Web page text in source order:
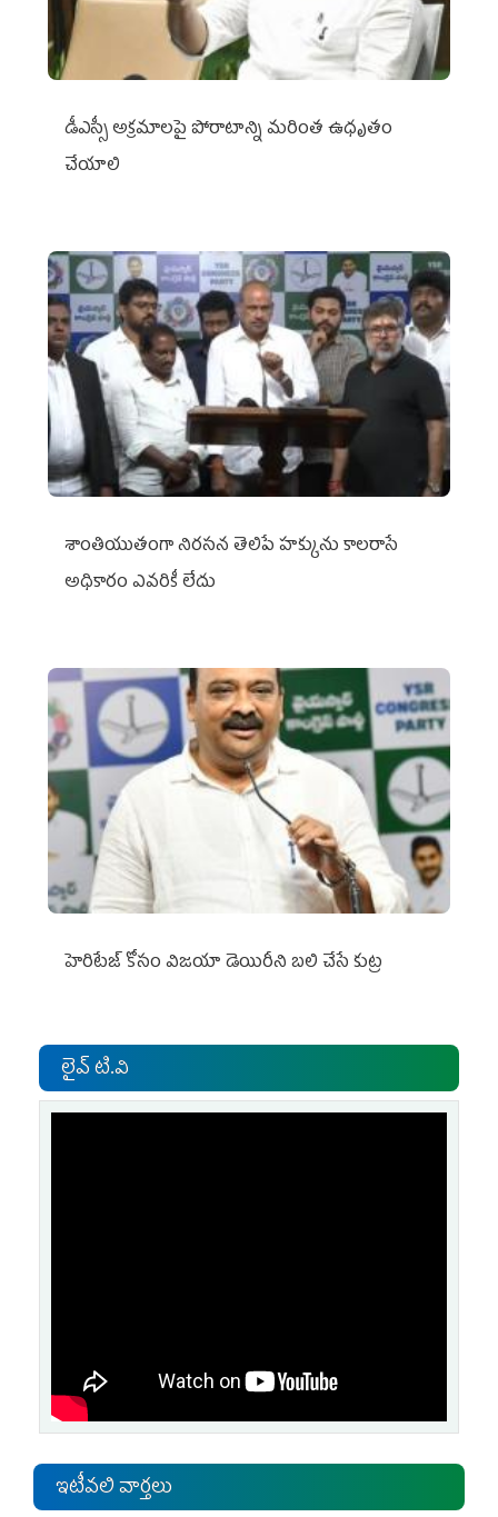
డీఎస్సీ అక్రమాలపై పోరాటాన్ని మరింత ఉధృతం
చేయాలి
శాంతియుతంగా నిరసన తెలిపే హక్కును కాలరాసే
అధికారం ఎవరికీ లేదు
హెరిటేజ్ కోసం విజయా డెయిరీని బలి చేసే కుట్ర‌
లైవ్ టి.వి
ఇటీవలి వార్తలు